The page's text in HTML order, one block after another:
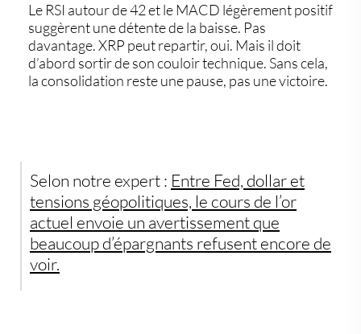
Le RSI autour de 42 et le MACD légèrement positif
suggèrent une détente de la baisse. Pas
davantage. XRP peut repartir, oui. Mais il doit
d’abord sortir de son couloir technique. Sans cela,
la consolidation reste une pause, pas une victoire.
Selon notre expert : Entre Fed, dollar et
tensions géopolitiques, le cours de l’or
actuel envoie un avertissement que
beaucoup d’épargnants refusent encore de
voir.